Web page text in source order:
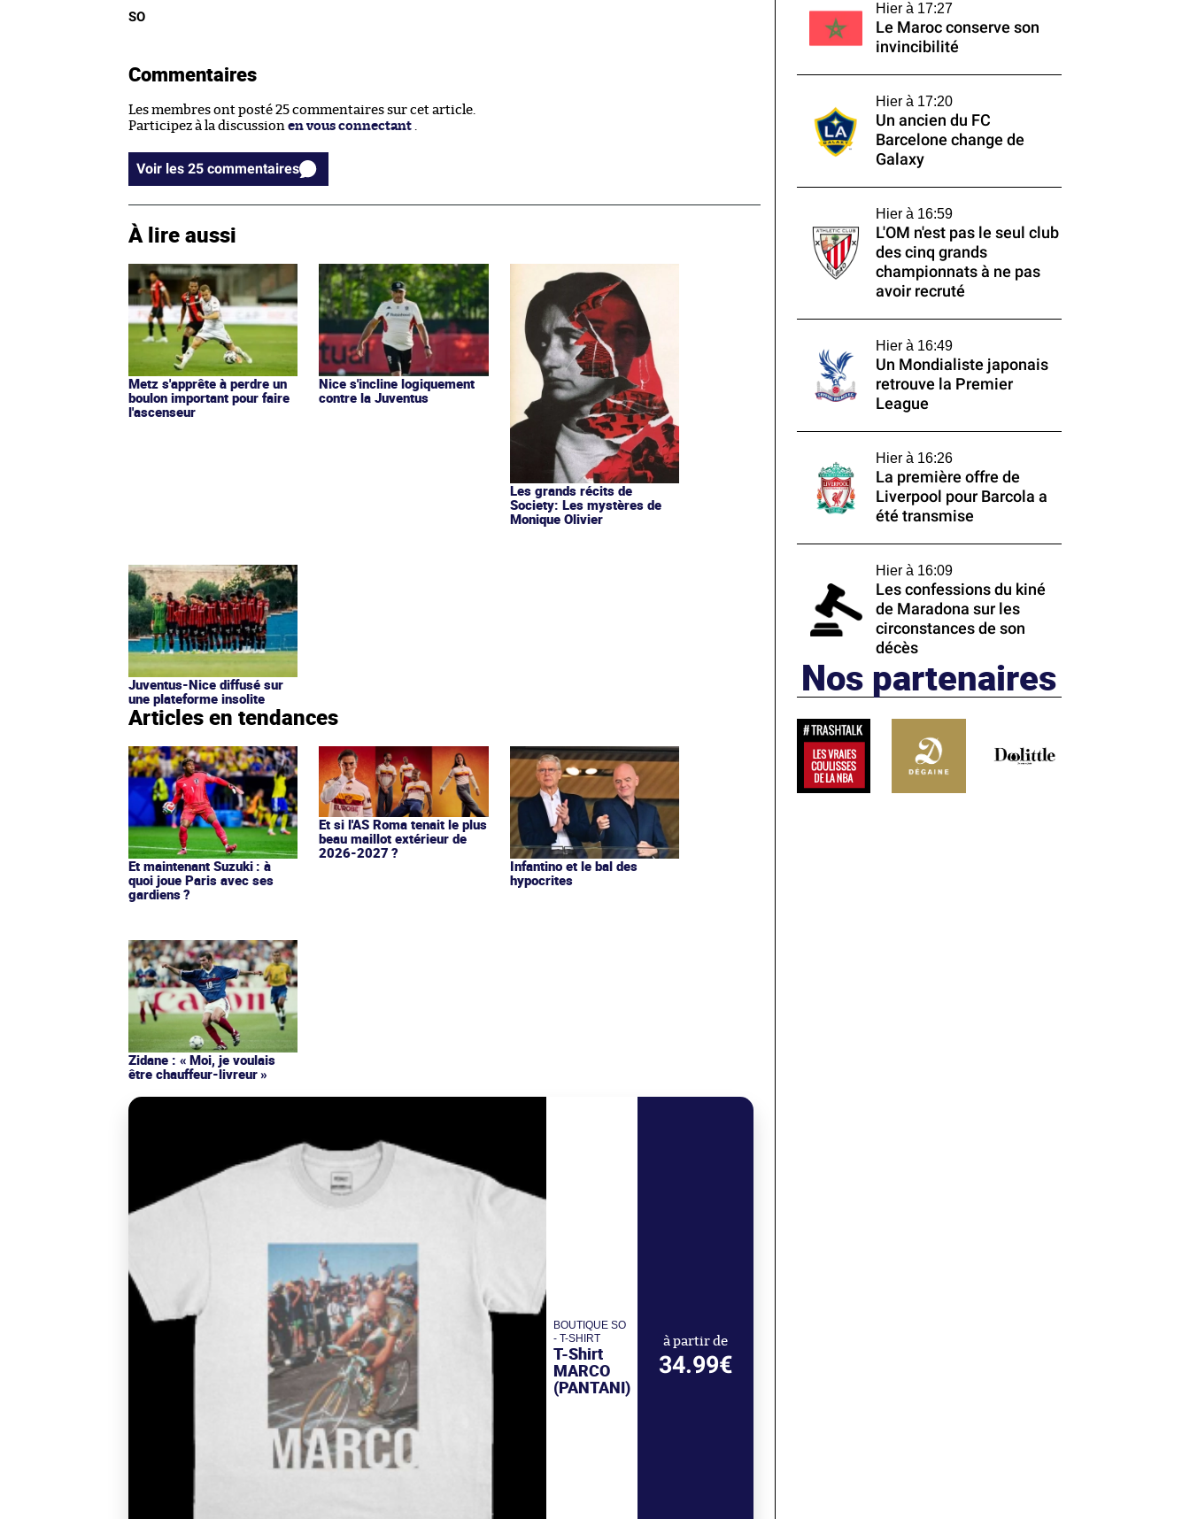
SO
Commentaires
Les membres ont posté 25 commentaires sur cet article.
Participez à la discussion en vous connectant
Voir les 25 commentaires
À lire aussi
Metz s'apprête à perdre un
boulon important pour faire
l'ascenseur
Nice s'incline logiquement
contre la Juventus
Les grands récits de
Society: Les mystères de
Monique Olivier
Juventus-Nice diffusé sur
une plateforme insolite
Articles en tendances
Et maintenant Suzuki : à
quoi joue Paris avec ses
gardiens ?
Et si l'AS Roma tenait le plus
beau maillot extérieur de
2026-2027 ?
Infantino et le bal des
hypocrites
Zidane : « Moi, je voulais
être chauffeur-livreur »
BOUTIQUE SO
- T-SHIRT
T-Shirt
MARCO
(PANTANI)
à partir de
34.99€
Hier à 17:27
Le Maroc conserve son
invincibilité
Hier à 17:20
Un ancien du FC
Barcelone change de
Galaxy
Hier à 16:59
L'OM n'est pas le seul club
des cinq grands
championnats à ne pas
avoir recruté
Hier à 16:49
Un Mondialiste japonais
retrouve la Premier
League
Hier à 16:26
La première offre de
Liverpool pour Barcola a
été transmise
Hier à 16:09
Les confessions du kiné
de Maradona sur les
circonstances de son
décès
Nos partenaires